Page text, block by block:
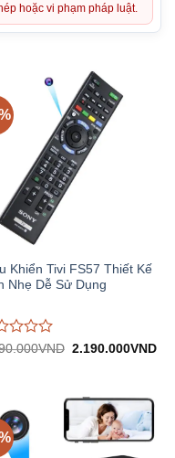
hoặc vi phạm pháp luật.
Khiển Tivi FS57 Thiết Kế
Nhẹ Dễ Sử Dụng
VND Giá
2.190.000VNDGiá